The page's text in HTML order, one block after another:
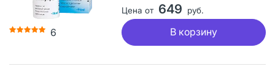
6
Цена от 649 руб.
В корзину